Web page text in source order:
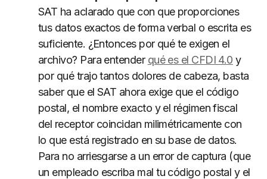
SAT ha aclarado que con que proporciones
tus datos exactos de forma verbal o escrita es
suficiente. ¿Entonces por qué te exigen el
archivo? Para entender qué es el CFDI 4.0 y
por qué trajo tantos dolores de cabeza, basta
saber que el SAT ahora exige que el código
postal, el nombre exacto y el régimen fiscal
del receptor coincidan milimétricamente con
lo que está registrado en su base de datos.
Para no arriesgarse a un error de captura (que
un empleado escriba mal tu código postal y el